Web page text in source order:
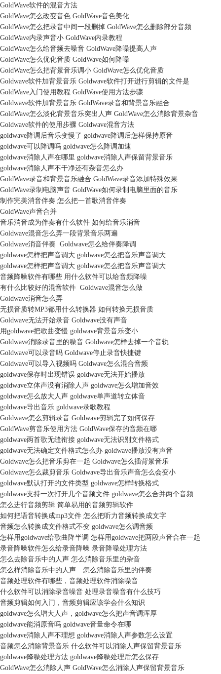
GoldWave软件的混音方法
GoldWave怎么改变音色 GoldWave音色美化
GoldWave怎么把录音中间一段删掉 GoldWave怎么删除部分音频
GoldWave内录声音小 GoldWave内录教程
GoldWave怎么给音频去噪音 GoldWave降噪提高人声
GoldWave怎么优化音质 GoldWave如何降噪
GoldWave怎么把背景音乐调小 GoldWave怎么优化音质
Goldwave软件加背景音乐 Goldwave软件打开进行剪辑的文件是
GoldWave入门使用教程 GoldWave使用方法步骤
Goldwave软件加背景音乐 GoldWave录音和背景音乐融合
GoldWave怎么淡化背景音乐突出人声 GoldWave怎么消除背景杂音
Goldwave软件的使用步骤 Goldwave混音方法
goldwave降调后音乐变慢了 goldwave降调后怎样保持原音
goldwave可以降调吗 goldwave怎么降调加速
goldwave消除人声在哪里 goldwave消除人声保留背景音乐
goldwave消除人声不干净还有杂音怎么办
GoldWave录音和背景音乐融合 GoldWave录音添加特殊效果
GoldWave录制电脑声音 GoldWave如何录制电脑里面的音乐
制作完美消音伴奏 怎么把一首歌消音伴奏
GoldWave声音合并
音乐消音成为伴奏有什么软件 如何给音乐消音
Goldwave混音怎么弄一段背景音乐两遍
Goldwave消音伴奏 Goldwave怎么给伴奏降调
goldwave怎样把声音调大 goldwave怎么把音乐声音调大
goldwave怎样把声音调大 goldwave怎么把音乐声音调大
音频降噪软件有哪些 用什么软件可以给音频降噪
有什么比较好的混音软件 Goldwave混音怎么做
Goldwave消音怎么弄
无损音质转MP3都用什么转换器 如何转换无损音质
Goldwave无法开始录音 Goldwave没有声音
用goldwave把歌曲变慢 goldwave背景音乐变小
Goldwave消除录音里的噪音 Goldwave怎样去掉一个音轨
Goldwave可以录音吗 Goldwave停止录音快捷键
Goldwave可以导入视频吗 Goldwave怎么混合音频
goldwave保存时出现错误 goldwave无法开始播放
goldwave立体声没有消除人声 goldwave怎么增加音效
goldwave怎么放大人声 goldwave单声道转立体音
goldwave导出音乐 goldwave录歌教程
Goldwave怎么剪辑录音 Goldwave剪辑完了如何保存
GoldWave剪音乐使用方法 GoldWave保存的音频在哪
goldwave两首歌无缝衔接 goldwave无法识别文件格式
goldwave无法确定文件格式怎么办 goldwave播放没有声音
Goldwave怎么把音乐剪在一起 Goldwave怎么插背景音乐
Goldwave怎么裁剪音乐 Goldwave导出音乐声音怎么会变小
goldwave默认打开的文件类型 goldwave怎样转换格式
goldwave支持一次打开几个音频文件 goldwave怎么合并两个音频
怎么进行音频剪辑 简单易用的音频剪辑软件
如何把语音转换成mp3文件 怎么把听力音频转换成文字
音频怎么转换成文件格式不变 goldwave怎么调音频
怎样用goldwave给歌曲降半调 怎样用goldwave把两段声音合在一起
录音降噪软件怎么给录音降噪 录音降噪处理方法
怎么去除音乐中的人声 怎么消除音乐里的杂音
怎么样消除音乐中的人声 怎么消除音乐里的伴奏
音频处理软件有哪些，音频处理软件消除噪音
什么软件可以消除录音噪音 处理录音噪音有什么技巧
音频剪辑如何入门，音频剪辑应该学会什么知识
goldwave怎么增大人声，goldwave怎么把声音调浑厚
goldwave能消原音吗 goldwave音量命令在哪
goldwave消除人声不理想 goldwave消除人声参数怎么设置
音频怎么消除背景音乐 什么软件可以消除人声保留背景音乐
goldwave降噪处理方法 goldwave降噪处理后怎么保存
GoldWave怎么消除人声 GoldWave怎么消除人声保留背景音乐